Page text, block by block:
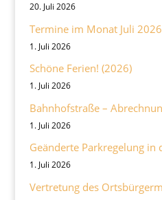
20. Juli 2026
Termine im Monat Juli 2026
1. Juli 2026
Schöne Ferien! (2026)
1. Juli 2026
Bahnhofstraße –
1. Juli 2026
Geänderte Parkregelung in
1. Juli 2026
Vertretung des